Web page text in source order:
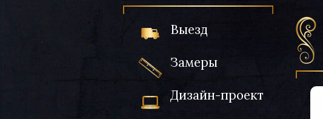
Выезд
Замеры
Дизайн-проект